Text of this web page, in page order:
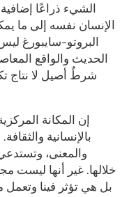
الشيء ذراعًا
الإنسان نفسه إلى ما
البروتو-سايبورغ
الحديث والواقع
شرطٌ أصيل لا نتاج
إن المكانة
بالإنسانية
والمعنى،
خلالها. غير أنها ليست
بل هي تؤثر فينا وتعمل